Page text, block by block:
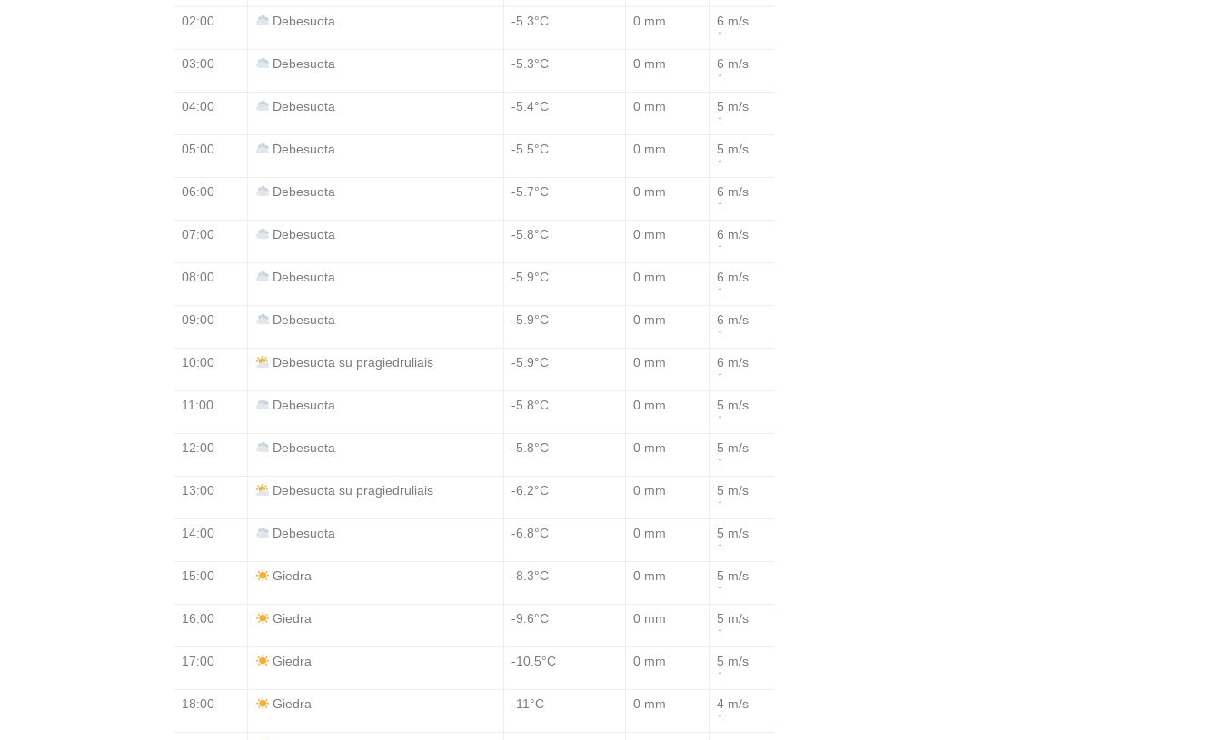
02:00 Debesuota -5.3°C 0 mm
6 m/s
↑
03:00 Debesuota -5.3°C 0 mm
6 m/s
↑
04:00 Debesuota -5.4°C 0 mm
5 m/s
↑
05:00 Debesuota -5.5°C 0 mm
5 m/s
↑
06:00 Debesuota -5.7°C 0 mm
6 m/s
↑
07:00 Debesuota -5.8°C 0 mm
6 m/s
↑
08:00 Debesuota -5.9°C 0 mm
6 m/s
↑
09:00 Debesuota -5.9°C 0 mm
6 m/s
↑
10:00 Debesuota su pragiedruliais -5.9°C 0 mm
6 m/s
↑
11:00 Debesuota -5.8°C 0 mm
5 m/s
↑
12:00 Debesuota -5.8°C 0 mm
5 m/s
↑
13:00 Debesuota su pragiedruliais -6.2°C 0 mm
5 m/s
↑
14:00 Debesuota -6.8°C 0 mm
5 m/s
↑
15:00 Giedra -8.3°C 0 mm
5 m/s
↑
16:00 Giedra -9.6°C 0 mm
5 m/s
↑
17:00 Giedra -10.5°C 0 mm
5 m/s
↑
18:00 Giedra -11°C 0 mm
4 m/s
↑